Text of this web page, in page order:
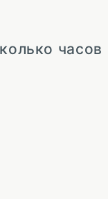
часов